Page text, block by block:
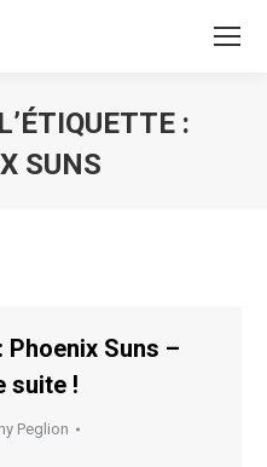
:
SUNS
Phoenix Suns –
suite !
Peglion